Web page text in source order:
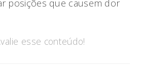
posições que causem dor
esse conteúdo!